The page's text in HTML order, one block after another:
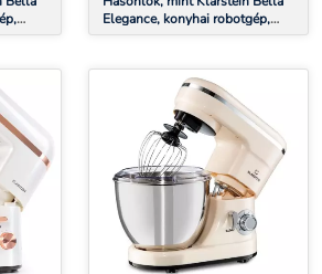
5 L
Elegance, konyhai robotgép,
1800 W, 1,7 PS, 6 fokozat, 5 L